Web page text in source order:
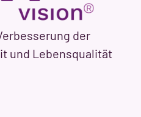
der
und Lebensqualität